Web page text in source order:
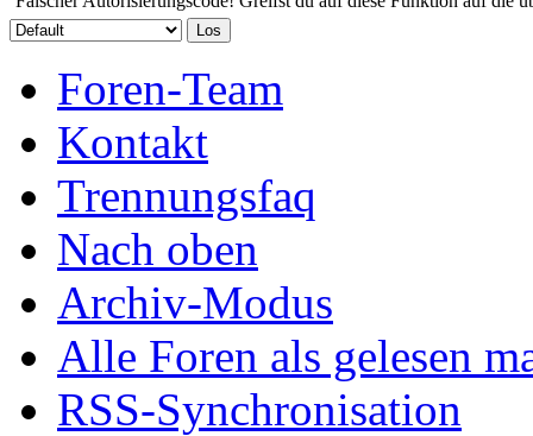
Foren-Team
Kontakt
Trennungsfaq
Nach oben
Archiv-Modus
Alle Foren als gelesen
RSS-Synchronisation